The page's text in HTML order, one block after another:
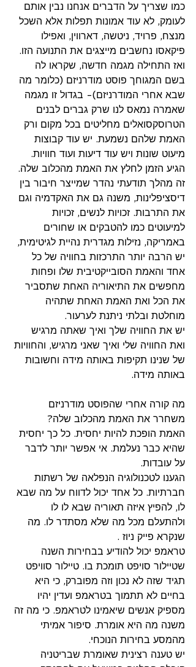
כמו שצריך על הדברים אנחנו נבין אותם
לעומק, לא עוד אמונות תפלות אלא השכל
מנצח, פרויד, ניטשה, דארווין, ואפילו
פיקאסו נחשבים מייצגים את התנועה הזו.
ואז התחילה מגמה חדשה, שקראו לה
בשם המגוחך פוסט מודרניזם (כלומר מה
שבא אחרי המודרניזם)- בגדול זו מגמה
שאמרה נמאס לנו שרק גברים לבנים
הטרוסקסואלים מחליטים בכל מקום ורק
האמת שלהם נשמעת. יש עוד קבוצות
מיעוט שונות ויש עוד דיעות ועוד חוויות.
הגיע הזמן לחלץ את האמת מהכלוב שלה.
זה מהלך תודעתי נהדר שמייצר חיבור בין
דיסציפלינות, משנה גם את האקדמיה וגם
את התרבות. זכויות לנשים, זכויות
למיעוטים כמו להטבקים או שחורים
באמריקה, נזילות מגדרית נהיית לגיטימית,
יש הרבה יותר התרכזות בחוויה של כל
אחד והאמת הסובייקטיבית שלו ופחות
מחפשים את התיאוריה האחת שתסביר
את הכל ואת האמת האחת שתהיה
מוחלטת ובלתי ניתנת לערעור.
יש את החוויה שלך ואיך שאתה מרגיש
ואת החוויה שלי ואיך שאני מרגיש, והחוויות
של שנינו תקיפות באותה מידה וחשובות
באותה מידה.
מה קורה אחרי שהפוסט מודרניזם
משחרר את האמת מהכלוב שלה?
האמת הופכת להיות יחסית. כל כך יחסית
שהיא כבר נעלמת. אי אפשר יותר לדבר
על עובדות.
הגענו לטכנולוגיה הנפלאה של רשתות
חברתיות. כל אחד יכול לדווח על מה שבא
לו, להפיץ איזה תאוריה שבא לו לו
ולהתעלם מכל מה שלא מסתדר לו. מה
שנקרא פייק ניוז .
טראמפ יכול להודיע בבחירות השנה
שטיילור סויפט תומכת בו. טיילור סוויפט
תגיד שזה לא נכון וזה מפוברק, כי היא
בחיים לא תתמוך בטראמפ ועדין יהיו
מספיק אנשים שיאמינו לטראמפ. כי מה זה
משנה מה היא אומרת. סיפור אמיתי
מהמסע בחירות הנוכחי.
יש טענה רצינית שאומרת שבריטניה